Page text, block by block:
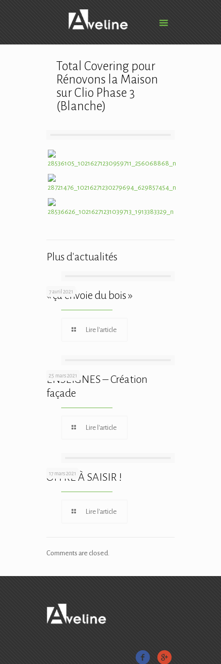
Total Covering pour
Rénovons la Maison
sur Clio Phase 3
(Blanche)
Plus d'actualités
7 avril 2021
« ça envoie du bois »
Lire l'article
25 mars 2021
ENSEIGNES – Création
façade
Lire l'article
17 mars 2021
OFFRE À SAISIR !
Lire l'article
Comments are closed.